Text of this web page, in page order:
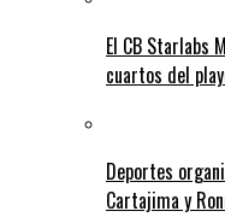
El CB Starlabs
cuartos del
Deportes
Cartajima y